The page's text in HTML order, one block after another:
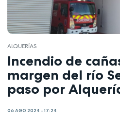
ALQUERÍAS
Incendio de
margen del río
paso por
06 AGO 2024 - 17:24